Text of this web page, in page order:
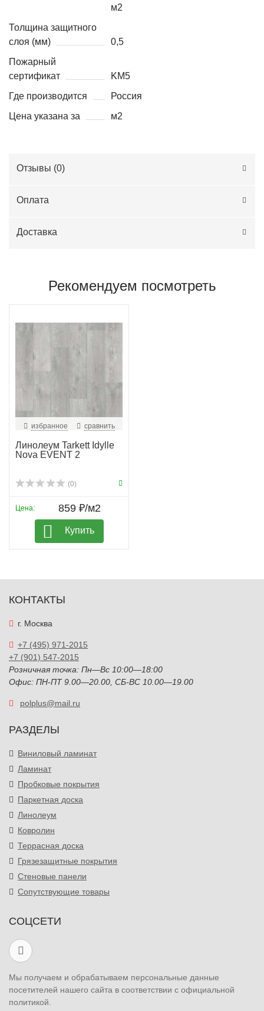
м2
Толщина защитного
слоя (мм)
0,5
Пожарный
сертификат
KM5
Где производится
Россия
Цена указана за
м2
Отзывы (0)
Оплата
Доставка
Рекомендуем посмотреть
избранное сравнить
Линолеум Tarkett Idylle
Nova EVENT 2
(0)
Цена: 859 ₽/м2
Купить
КОНТАКТЫ
г. Москва
+7 (495) 971-2015
+7 (901) 547-2015
Розничная точка: Пн—Вс 10:00—18:00
Офис: ПН-ПТ 9.00—20.00, СБ-ВС 10.00—19.00
polplus@mail.ru
РАЗДЕЛЫ
Виниловый ламинат
Ламинат
Пробковые покрытия
Паркетная доска
Линолеум
Ковролин
Террасная доска
Грязезащитные покрытия
Стеновые панели
Сопутствующие товары
СОЦСЕТИ
Мы получаем и обрабатываем персональные данные
посетителей нашего сайта в соответствии с официальной
политикой.